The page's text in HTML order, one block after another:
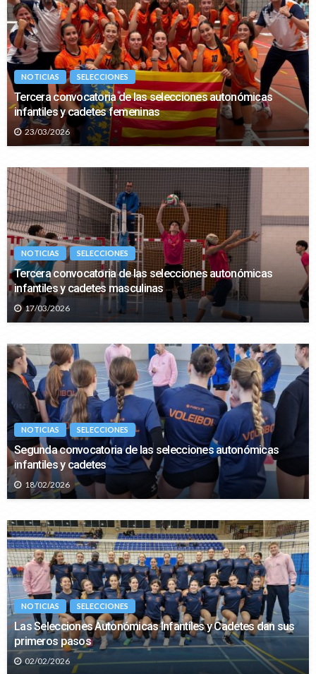
NOTICIAS SELECCIONES
Tercera convocatoria de las selecciones autonómicas
infantiles y cadetes femeninas
23/03/2026
NOTICIAS SELECCIONES
Tercera convocatoria de las selecciones autonómicas
infantiles y cadetes masculinas
17/03/2026
NOTICIAS SELECCIONES
Segunda convocatoria de las selecciones autonómicas
infantiles y cadetes
18/02/2026
NOTICIAS SELECCIONES
Las Selecciones Autonómicas Infantiles y Cadetes dan sus
primeros pasos
02/02/2026